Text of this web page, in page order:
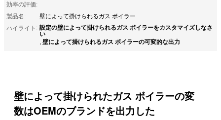
効率の評価:
製品名:
壁によって掛けられるガス ボイラー
ハイライト: 設定の壁によって掛けられるガス ボイラーをカスタマイズしなさ
い
, 壁によって掛けられるガス ボイラーの可変的な出力
壁によって掛けられたガス ボイラーの変
数はOEMのブランドを出力した